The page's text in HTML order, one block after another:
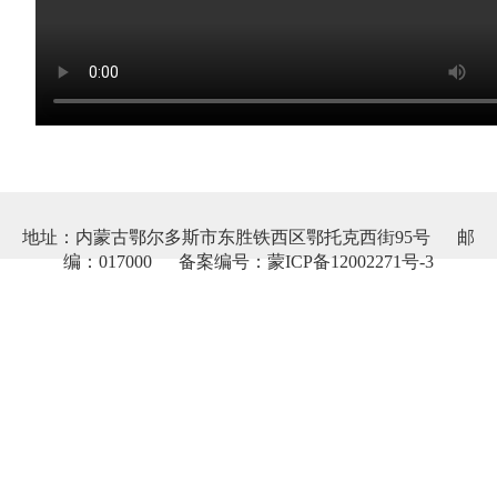
地址：内蒙古鄂尔多斯市东胜铁西区鄂托克西街95号 邮
编：017000 备案编号：蒙ICP备12002271号-3